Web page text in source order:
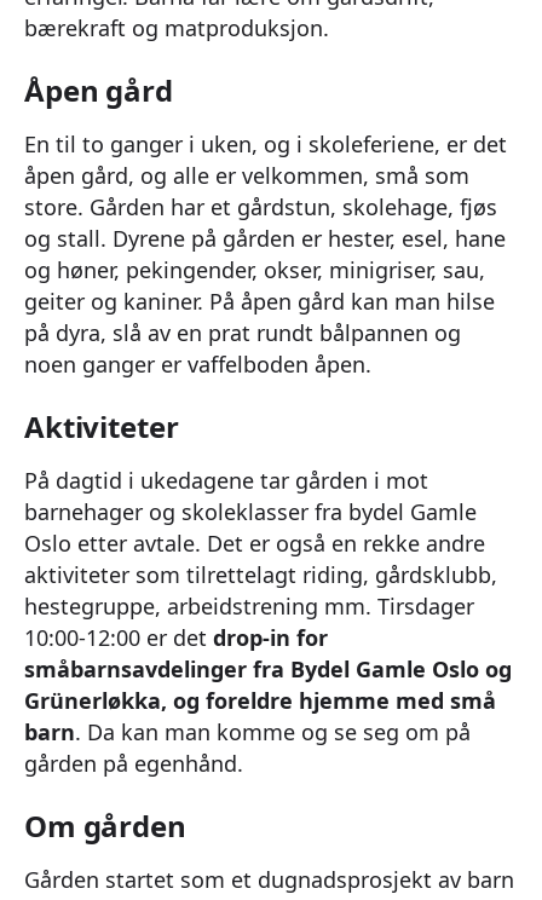
bærekraft og matproduksjon.
Åpen gård
En til to ganger i uken, og i skoleferiene, er det
åpen gård, og alle er velkommen, små som
store. Gården har et gårdstun, skolehage, fjøs
og stall. Dyrene på gården er hester, esel, hane
og høner, pekingender, okser, minigriser, sau,
geiter og kaniner. På åpen gård kan man hilse
på dyra, slå av en prat rundt bålpannen og
noen ganger er vaffelboden åpen.
Aktiviteter
På dagtid i ukedagene tar gården i mot
barnehager og skoleklasser fra bydel Gamle
Oslo etter avtale. Det er også en rekke andre
aktiviteter som tilrettelagt riding, gårdsklubb,
hestegruppe, arbeidstrening mm. Tirsdager
10:00-12:00 er det drop-in for
småbarnsavdelinger fra Bydel Gamle Oslo og
Grünerløkka, og foreldre hjemme med små
barn. Da kan man komme og se seg om på
gården på egenhånd.
Om gården
Gården startet som et dugnadsprosjekt av barn